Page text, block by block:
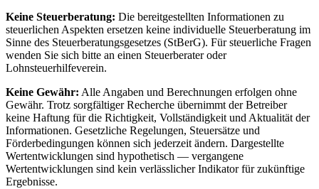
Keine Steuerberatung: Die bereitgestellten Informationen zu
steuerlichen Aspekten ersetzen keine individuelle Steuerberatung im
Sinne des Steuerberatungsgesetzes (StBerG). Für steuerliche Fragen
wenden Sie sich bitte an einen Steuerberater oder
Lohnsteuerhilfeverein.
Keine Gewähr: Alle Angaben und Berechnungen erfolgen ohne
Gewähr. Trotz sorgfältiger Recherche übernimmt der Betreiber
keine Haftung für die Richtigkeit, Vollständigkeit und Aktualität der
Informationen. Gesetzliche Regelungen, Steuersätze und
Förderbedingungen können sich jederzeit ändern. Dargestellte
Wertentwicklungen sind hypothetisch — vergangene
Wertentwicklungen sind kein verlässlicher Indikator für zukünftige
Ergebnisse.